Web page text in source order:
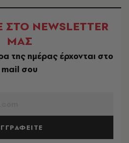
NEWSLETTER
ΜΑΣ
της ημέρας έρχονται στο
mail σου